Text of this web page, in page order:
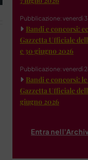
Pubblicazione: venerdì
Bandi e concorsi:
Gazzetta Ufficiale
e 30 giugno 2026
Pubblicazione: venerdì
Bandi e concorsi:
Gazzetta Ufficiale
giugno 2026
Entra